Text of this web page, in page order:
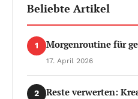
Beliebte Artikel
1 Morgenroutine für
17. April 2026
2 Reste verwerten: